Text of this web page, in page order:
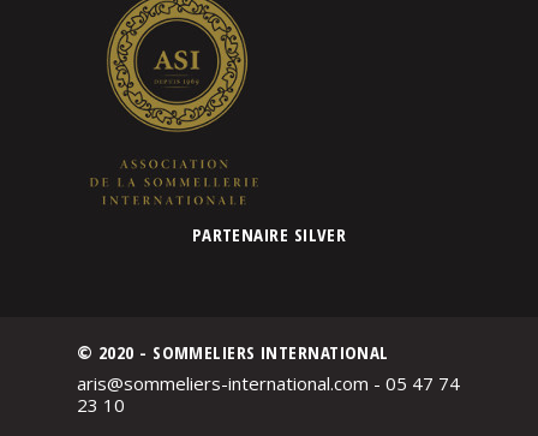
PARTENAIRE SILVER
© 2020 - SOMMELIERS INTERNATIONAL
aris@sommeliers-international.com - 05 47 74
23 10